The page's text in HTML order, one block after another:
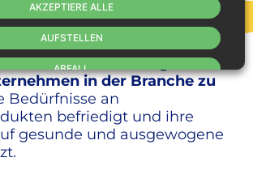
VISION
das
in der Branche zu
Bedürfnisse an
befriedigt und ihre
gesunde und ausgewogene
AKZEPTIERE ALLE
ABFALL
AUFSTELLEN